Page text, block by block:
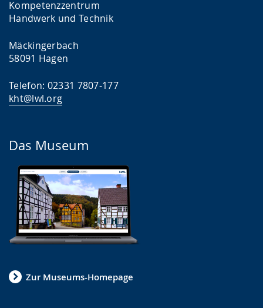
Kompetenzzentrum
Handwerk und Technik
Mäckingerbach
58091 Hagen
Telefon: 02331 7807-177
kht@lwl.org
Das Museum
Zur Museums-Homepage